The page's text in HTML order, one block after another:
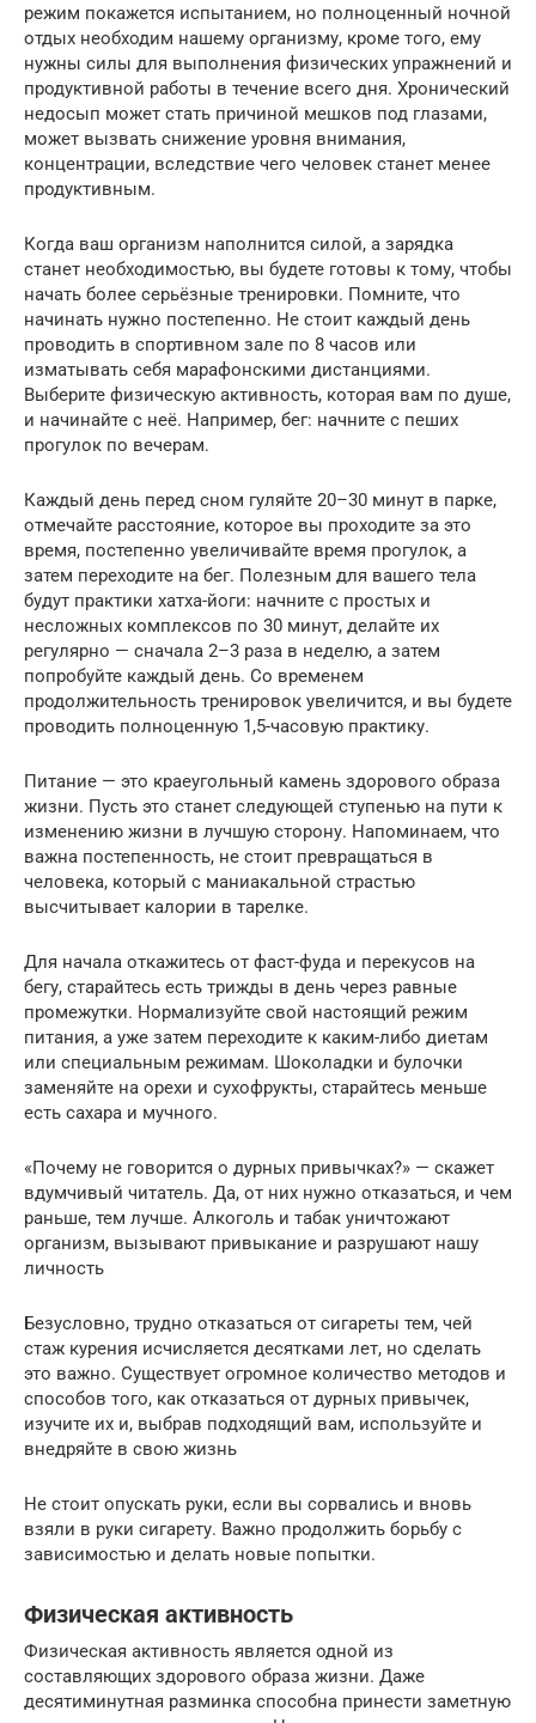
режим покажется испытанием, но полноценный ночной
отдых необходим нашему организму, кроме того, ему
нужны силы для выполнения физических упражнений и
продуктивной работы в течение всего дня. Хронический
недосып может стать причиной мешков под глазами,
может вызвать снижение уровня внимания,
концентрации, вследствие чего человек станет менее
продуктивным.
Когда ваш организм наполнится силой, а зарядка
станет необходимостью, вы будете готовы к тому, чтобы
начать более серьёзные тренировки. Помните, что
начинать нужно постепенно. Не стоит каждый день
проводить в спортивном зале по 8 часов или
изматывать себя марафонскими дистанциями.
Выберите физическую активность, которая вам по душе,
и начинайте с неё. Например, бег: начните с пеших
прогулок по вечерам.
Каждый день перед сном гуляйте 20–30 минут в парке,
отмечайте расстояние, которое вы проходите за это
время, постепенно увеличивайте время прогулок, а
затем переходите на бег. Полезным для вашего тела
будут практики хатха-йоги: начните с простых и
несложных комплексов по 30 минут, делайте их
регулярно — сначала 2–3 раза в неделю, а затем
попробуйте каждый день. Со временем
продолжительность тренировок увеличится, и вы будете
проводить полноценную 1,5-часовую практику.
Питание — это краеугольный камень здорового образа
жизни. Пусть это станет следующей ступенью на пути к
изменению жизни в лучшую сторону. Напоминаем, что
важна постепенность, не стоит превращаться в
человека, который с маниакальной страстью
высчитывает калории в тарелке.
Для начала откажитесь от фаст-фуда и перекусов на
бегу, старайтесь есть трижды в день через равные
промежутки. Нормализуйте свой настоящий режим
питания, а уже затем переходите к каким-либо диетам
или специальным режимам. Шоколадки и булочки
заменяйте на орехи и сухофрукты, старайтесь меньше
есть сахара и мучного.
«Почему не говорится о дурных привычках?» — скажет
вдумчивый читатель. Да, от них нужно отказаться, и чем
раньше, тем лучше. Алкоголь и табак уничтожают
организм, вызывают привыкание и разрушают нашу
личность
Безусловно, трудно отказаться от сигареты тем, чей
стаж курения исчисляется десятками лет, но сделать
это важно. Существует огромное количество методов и
способов того, как отказаться от дурных привычек,
изучите их и, выбрав подходящий вам, используйте и
внедряйте в свою жизнь
Не стоит опускать руки, если вы сорвались и вновь
взяли в руки сигарету. Важно продолжить борьбу с
зависимостью и делать новые попытки.
Физическая активность
Физическая активность является одной из
составляющих здорового образа жизни. Даже
десятиминутная разминка способна принести заметную